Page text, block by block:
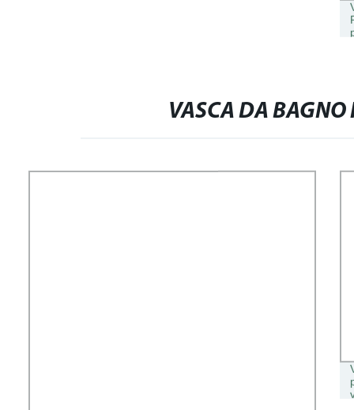
VASCA DA BAGNO